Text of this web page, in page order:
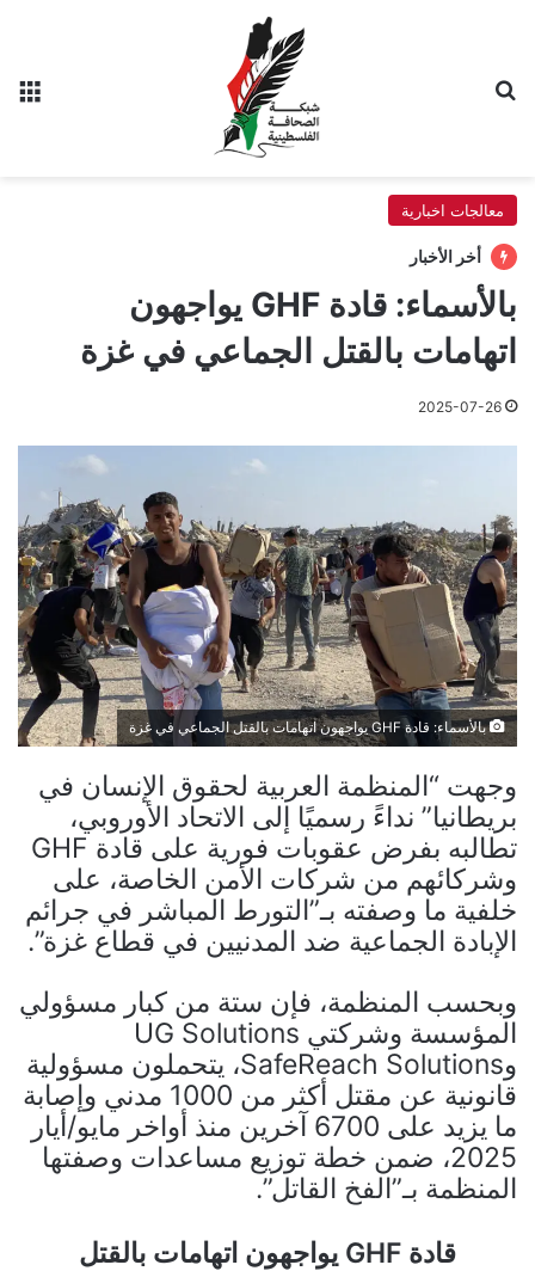
معالجات اخبارية
أخر الأخبار
بالأسماء: قادة GHF يواجهون
اتهامات بالقتل الجماعي في غزة
2025-07-26
بالأسماء: قادة GHF يواجهون اتهامات بالقتل الجماعي في غزة
وجهت “المنظمة العربية لحقوق الإنسان في
بريطانيا” نداءً رسميًا إلى الاتحاد الأوروبي،
تطالبه بفرض عقوبات فورية على قادة GHF
وشركائهم من شركات الأمن الخاصة، على
خلفية ما وصفته بـ”التورط المباشر في جرائم
الإبادة الجماعية ضد المدنيين في قطاع غزة”.
وبحسب المنظمة، فإن ستة من كبار مسؤولي
المؤسسة وشركتي UG Solutions
وSafeReach Solutions، يتحملون مسؤولية
قانونية عن مقتل أكثر من 1000 مدني وإصابة
ما يزيد على 6700 آخرين منذ أواخر مايو/أيار
2025، ضمن خطة توزيع مساعدات وصفتها
المنظمة بـ”الفخ القاتل”.
قادة GHF يواجهون اتهامات بالقتل